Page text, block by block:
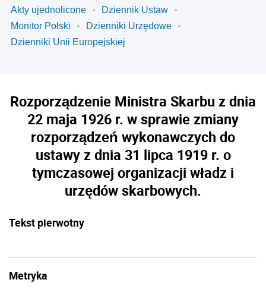
Akty ujednolicone
Dziennik Ustaw
Monitor Polski
Dzienniki Urzędowe
Dzienniki Unii Europejskiej
Rozporządzenie Ministra Skarbu z dnia
22 maja 1926 r. w sprawie zmiany
rozporządzeń wykonawczych do
ustawy z dnia 31 lipca 1919 r. o
tymczasowej organizacji władz i
urzędów skarbowych.
Tekst pierwotny
Metryka